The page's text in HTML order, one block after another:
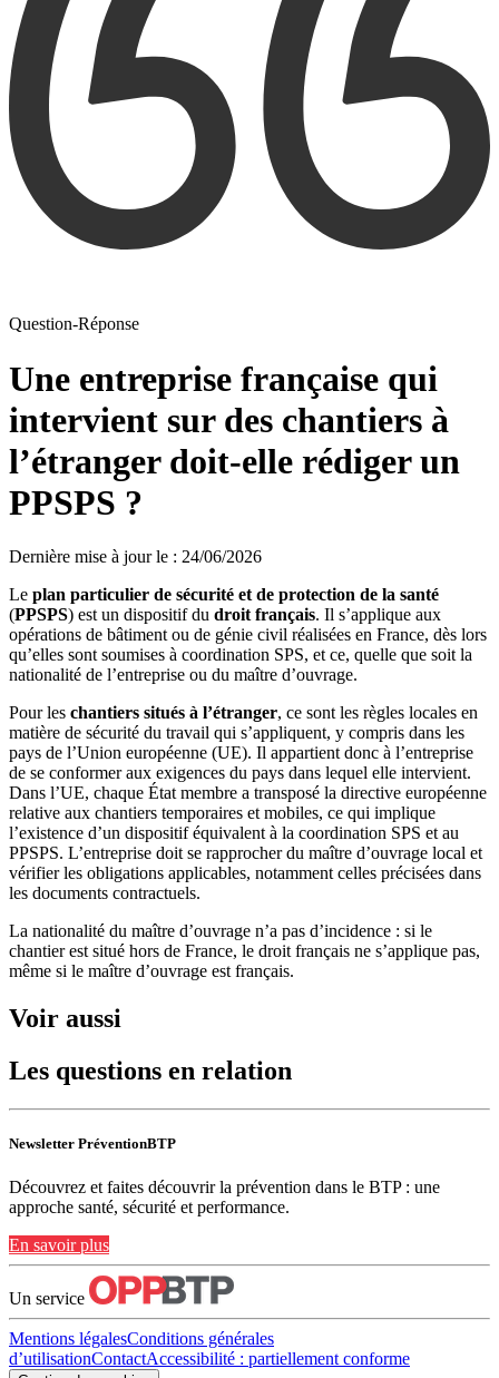
Question-Réponse
Une entreprise française qui
intervient sur des chantiers à
l’étranger doit-elle rédiger un
PPSPS ?
Dernière mise à jour le : 24/06/2026
Le plan particulier de sécurité et de protection de la santé
(PPSPS) est un dispositif du droit français. Il s’applique aux
opérations de bâtiment ou de génie civil réalisées en France, dès lors
qu’elles sont soumises à coordination SPS, et ce, quelle que soit la
nationalité de l’entreprise ou du maître d’ouvrage.
Pour les chantiers situés à l’étranger, ce sont les règles locales en
matière de sécurité du travail qui s’appliquent, y compris dans les
pays de l’Union européenne (UE). Il appartient donc à l’entreprise
de se conformer aux exigences du pays dans lequel elle intervient.
Dans l’UE, chaque État membre a transposé la directive européenne
relative aux chantiers temporaires et mobiles, ce qui implique
l’existence d’un dispositif équivalent à la coordination SPS et au
PPSPS. L’entreprise doit se rapprocher du maître d’ouvrage local et
vérifier les obligations applicables, notamment celles précisées dans
les documents contractuels.
La nationalité du maître d’ouvrage n’a pas d’incidence : si le
chantier est situé hors de France, le droit français ne s’applique pas,
même si le maître d’ouvrage est français.
Voir aussi
Les questions en relation
Newsletter PréventionBTP
Découvrez et faites découvrir la prévention dans le BTP : une
approche santé, sécurité et performance.
En savoir plus
Un service
Mentions légalesConditions générales
d’utilisationContactAccessibilité : partiellement conforme